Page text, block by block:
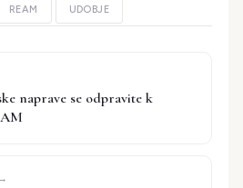
REAM UDOBJE
naprave se odpravite k